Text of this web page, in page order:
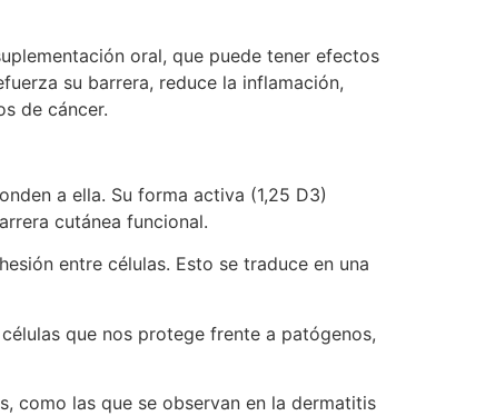
oral, que puede tener efectos
su barrera, reduce la inflamación,
de cáncer.
a ella. Su forma activa (1,25 D3)
cutánea funcional.
entre células. Esto se traduce en una
que nos protege frente a patógenos,
como las que se observan en la dermatitis